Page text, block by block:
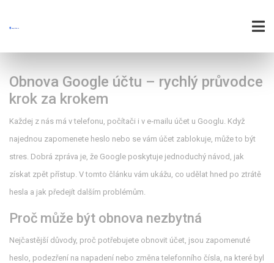
Obnova Google účtu – rychlý průvodce
krok za krokem
Každej z nás má v telefonu, počítači i v e‑mailu účet u Googlu. Když
najednou zapomenete heslo nebo se vám účet zablokuje, může to být
stres. Dobrá zpráva je, že Google poskytuje jednoduchý návod, jak
získat zpět přístup. V tomto článku vám ukážu, co udělat hned po ztrátě
hesla a jak předejít dalším problémům.
Proč může být obnova nezbytná
Nejčastější důvody, proč potřebujete obnovit účet, jsou zapomenuté
heslo, podezření na napadení nebo změna telefonního čísla, na které byl